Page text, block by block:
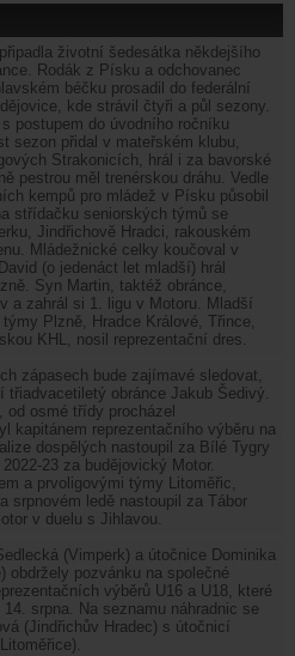
životní šedesátka někdejšího
Rodák z Písku a odchovanec
béčku prosadil do federální
kde strávil čtyři a půl sezony.
postupem do úvodního ročníku
sezon přidal v mateřském klubu,
Strakonicích, hrál i za bavorské
pestrou měl trenérskou dráhu. Vedle
kempů pro mládež v Písku působil
střídačku seniorských týmů se
Jindřichově Hradci, rakouském
Mládežnické celky koučoval v
(o jedenáct let mladší) hrál
Syn Martin, taktéž obránce,
a zahrál si 1. ligu v Motoru. Mladší
Plzně, Hradce Králové, Třince,
KHL, nosil reprezentační dres.
zápasech bude zajímavé sledovat,
třiadvacetiletý obránce Jakub Šedivý.
osmé třídy procházel
kapitánem reprezentačního výběru na
dospělých nastoupil za Bílé Tygry
23 za budějovický Motor.
a prvoligovými týmy Litoměřic,
srpnovém ledě nastoupil za Tábor
v duelu s Jihlavou.
(Vimperk) a útočnice Dominika
obdržely pozvánku na společné
výběrů U16 a U18, které
srpna. Na seznamu náhradnic se
(Jindřichův Hradec) s útočnicí